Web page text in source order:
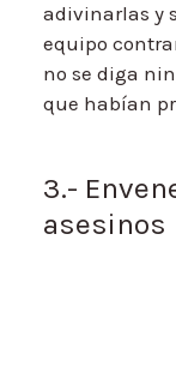
adivinarlas y
equipo
no se diga
que habían
3.-
asesinos